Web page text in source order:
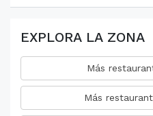
EXPLORA LA ZONA
Más
Más